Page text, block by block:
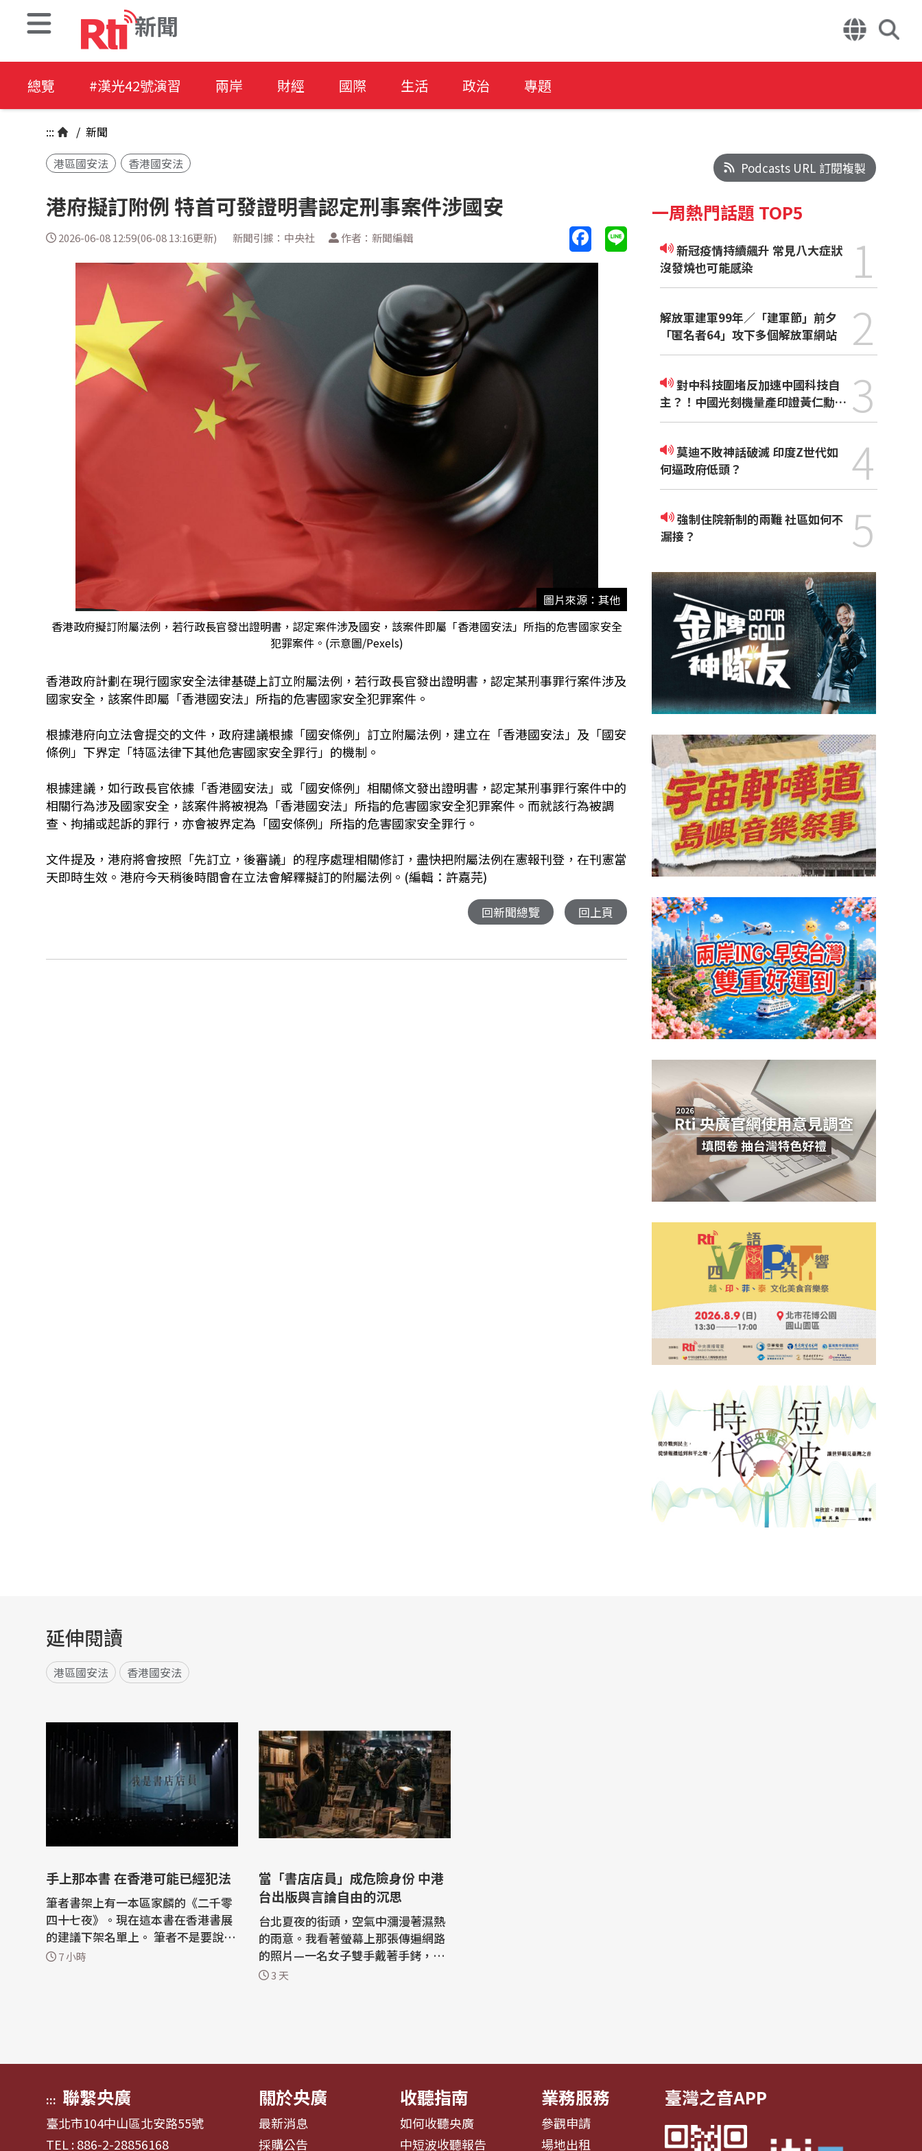
新聞
總覽 #漢光42號演習 兩岸 財經 國際 生活 政治 專題
::: / 新聞
港區國安法
香港國安法
港府擬訂附例 特首可發證明書認定刑事案件涉國安
2026-06-08 12:59(06-08 13:16更新) 新聞引據：中央社 作者：新聞編輯
圖片來源：其他
香港政府擬訂附屬法例，若行政長官發出證明書，認定案件涉及國安，該案件即屬「香港國安法」所指的危害國家安全
犯罪案件。(示意圖/Pexels)
香港政府計劃在現行國家安全法律基礎上訂立附屬法例，若行政長官發出證明書，認定某刑事罪行案件涉及
國家安全，該案件即屬「香港國安法」所指的危害國家安全犯罪案件。
根據港府向立法會提交的文件，政府建議根據「國安條例」訂立附屬法例，建立在「香港國安法」及「國安
條例」下界定「特區法律下其他危害國家安全罪行」的機制。
根據建議，如行政長官依據「香港國安法」或「國安條例」相關條文發出證明書，認定某刑事罪行案件中的
相關行為涉及國家安全，該案件將被視為「香港國安法」所指的危害國家安全犯罪案件。而就該行為被調
查、拘捕或起訴的罪行，亦會被界定為「國安條例」所指的危害國家安全罪行。
文件提及，港府將會按照「先訂立，後審議」的程序處理相關修訂，盡快把附屬法例在憲報刊登，在刊憲當
天即時生效。港府今天稍後時間會在立法會解釋擬訂的附屬法例。(編輯：許嘉芫)
回新聞總覽 回上頁
Podcasts URL 訂閱複製
一周熱門話題 TOP5
新冠疫情持續飆升 常見八大症狀
沒發燒也可能感染
1
解放軍建軍99年／「建軍節」前夕
「匿名者64」攻下多個解放軍網站
2
對中科技圍堵反加速中國科技自
主？！中國光刻機量產印證黃仁勳觀
點
3
莫迪不敗神話破滅 印度Z世代如
何逼政府低頭？
4
強制住院新制的兩難 社區如何不
漏接？
5
延伸閱讀
港區國安法 香港國安法
手上那本書 在香港可能已經犯法
筆者書架上有一本區家麟的《二千零
四十七夜》。現在這本書在香港書展
的建議下架名單上。 筆者不是要說這
本書有多重要，或者區家麟有多偉
7 小時
當「書店店員」成危險身份 中港
台出版與言論自由的沉思
台北夏夜的街頭，空氣中瀰漫著濕熱
的雨意。我看著螢幕上那張傳遍網路
的照片—一名女子雙手戴著手銬，身
穿一件印有「我是書店店員」六個字
3 天
::: 聯繫央廣
臺北市104中山區北安路55號
TEL : 886-2-28856168
關於央廣
最新消息
採購公告
收聽指南
如何收聽央廣
中短波收聽報告
業務服務
參觀申請
場地出租
臺灣之音APP